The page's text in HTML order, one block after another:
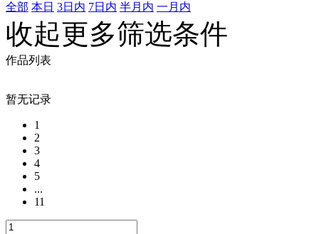
全部 本日 3日内 7日内 半月内 一月内
收起更多筛选条件
作品列表
暂无记录
1
2
3
4
5
...
11